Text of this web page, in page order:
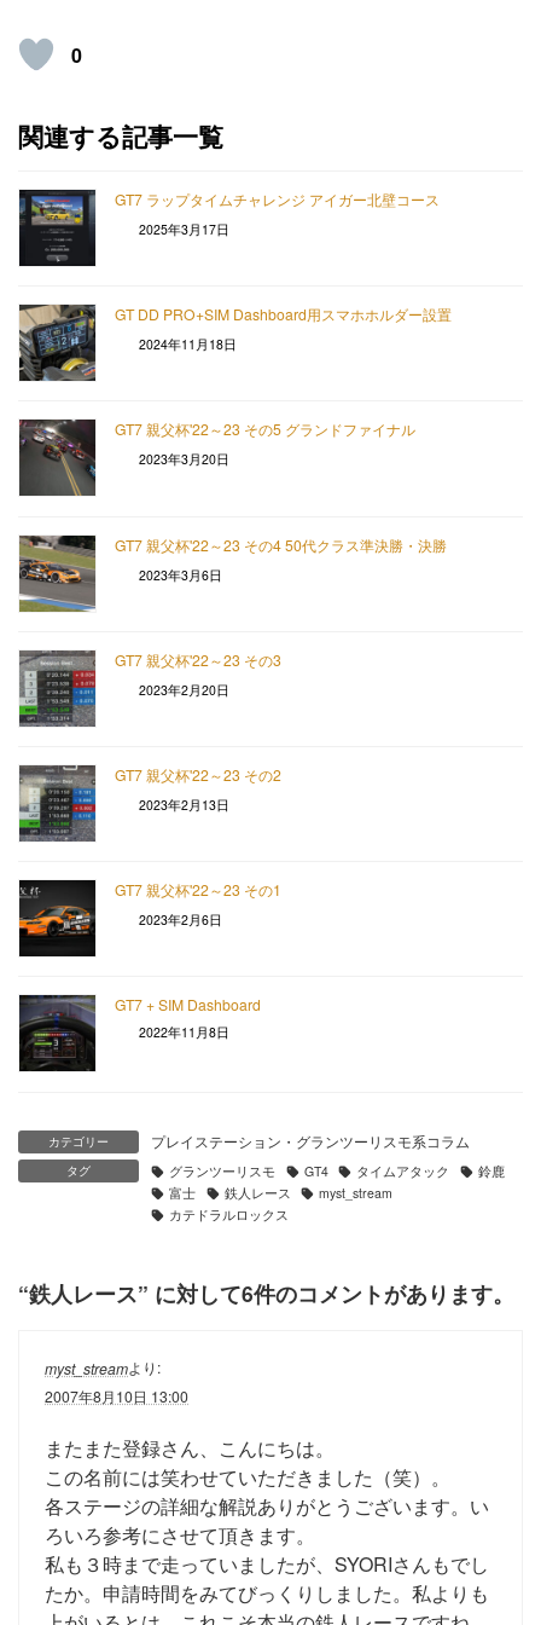
0
関連する記事一覧
GT7 ラップタイムチャレンジ アイガー北壁コース
2025年3月17日
GT DD PRO+SIM Dashboard用スマホホルダー設置
2024年11月18日
GT7 親父杯'22～23 その5 グランドファイナル
2023年3月20日
GT7 親父杯'22～23 その4 50代クラス準決勝・決勝
2023年3月6日
GT7 親父杯'22～23 その3
2023年2月20日
GT7 親父杯'22～23 その2
2023年2月13日
GT7 親父杯'22～23 その1
2023年2月6日
GT7 + SIM Dashboard
2022年11月8日
カテゴリー プレイステーション・グランツーリスモ系コラム
タグ グランツーリスモ GT4 タイムアタック
鈴鹿
富士
鉄人レース
myst_stream
カテドラルロックス
“鉄人レース” に対して6件のコメントがあります。
myst_streamより:
2007年8月10日 13:00
またまた登録さん、こんにちは。
この名前には笑わせていただきました（笑）。
各ステージの詳細な解説ありがとうございます。い
ろいろ参考にさせて頂きます。
私も３時まで走っていましたが、SYORIさんもでし
たか。申請時間をみてびっくりしました。私よりも